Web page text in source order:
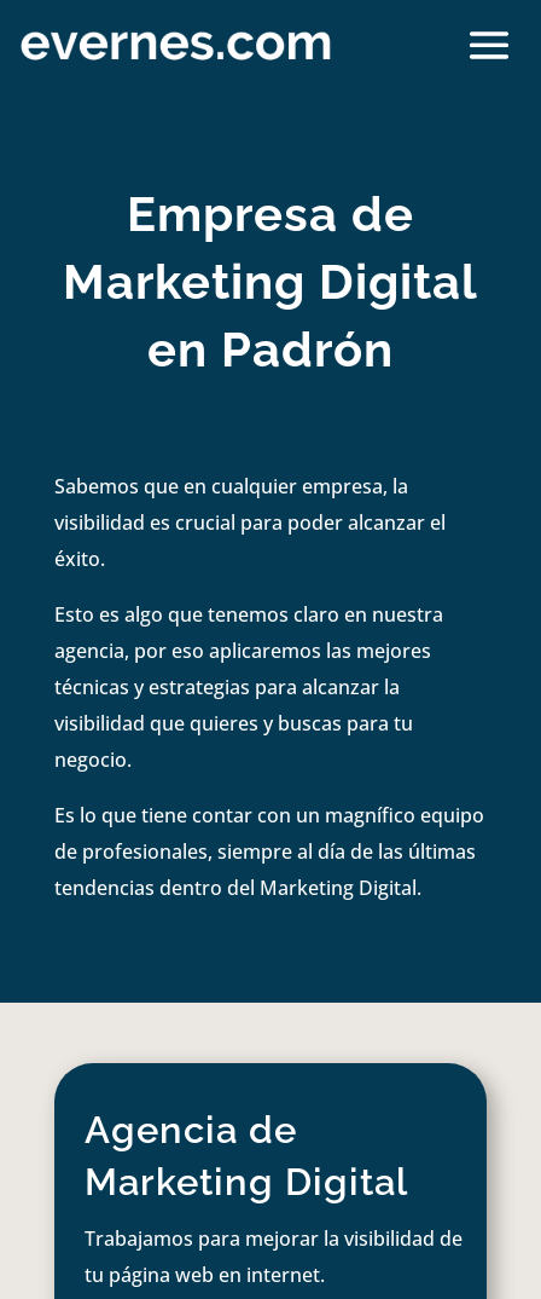
Empresa de
Marketing Digital
en Padrón
Sabemos que en cualquier empresa, la
visibilidad es crucial para poder alcanzar el
éxito.
Esto es algo que tenemos claro en nuestra
agencia, por eso aplicaremos las mejores
técnicas y estrategias para alcanzar la
visibilidad que quieres y buscas para tu
negocio.
Es lo que tiene contar con un magnífico equipo
de profesionales, siempre al día de las últimas
tendencias dentro del Marketing Digital.
Agencia de
Marketing Digital
Trabajamos para mejorar la visibilidad de
tu página web en internet.